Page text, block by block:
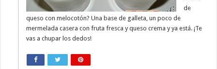
de
queso con melocotón? Una base de galleta, un poco de
mermelada casera con fruta fresca y queso crema y ya está. ¡Te
vas a chupar los dedos!